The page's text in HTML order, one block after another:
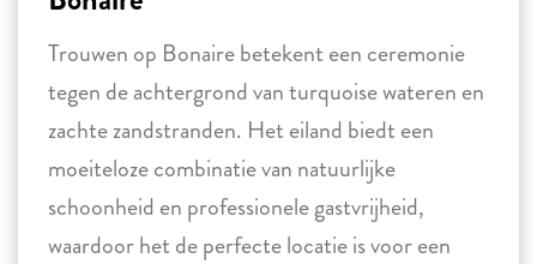
Trouwen op Bonaire betekent een ceremonie
tegen de achtergrond van turquoise wateren en
zachte zandstranden. Het eiland biedt een
moeiteloze combinatie van natuurlijke
schoonheid en professionele gastvrijheid,
waardoor het de perfecte locatie is voor een